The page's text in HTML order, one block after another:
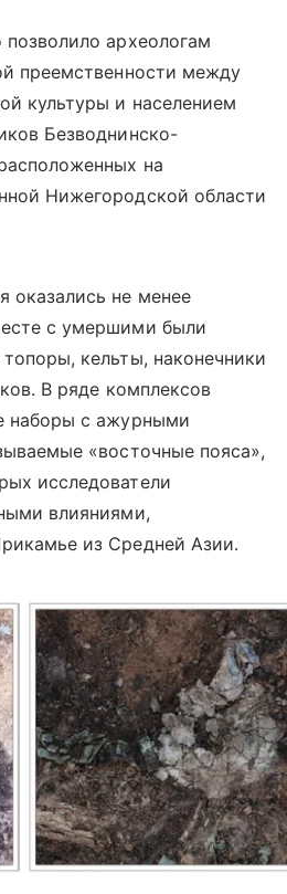
археологам
преемственности между
культуры и населением
Безводнинско-
на
Нижегородской области
оказались не менее
с умершими были
кельты, наконечники
В ряде комплексов
наборы с ажурными
«восточные пояса»,
исследователи
влияниями,
из Средней Азии.